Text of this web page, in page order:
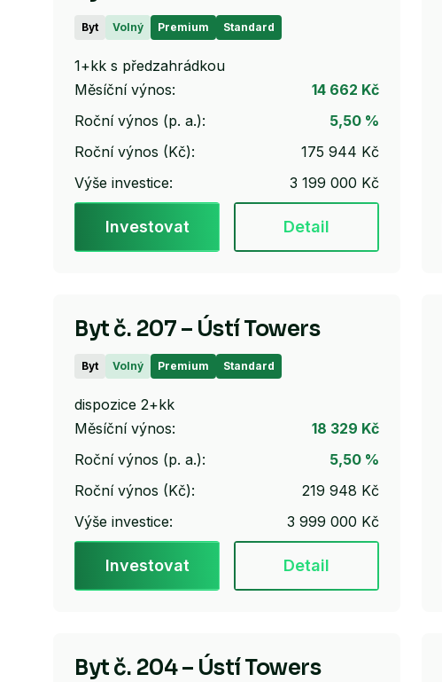
Byt Volný Premium Standard
1+kk s předzahrádkou
Měsíční výnos:
14 662 Kč
Roční výnos (p. a.):
5,50 %
Roční výnos (Kč):
175 944 Kč
Výše investice:
3 199 000 Kč
Investovat Detail
Byt č. 207 – Ústí Towers
Byt Volný Premium Standard
dispozice 2+kk
Měsíční výnos:
18 329 Kč
Roční výnos (p. a.):
5,50 %
Roční výnos (Kč):
219 948 Kč
Výše investice:
3 999 000 Kč
Investovat Detail
Byt č. 204 – Ústí Towers